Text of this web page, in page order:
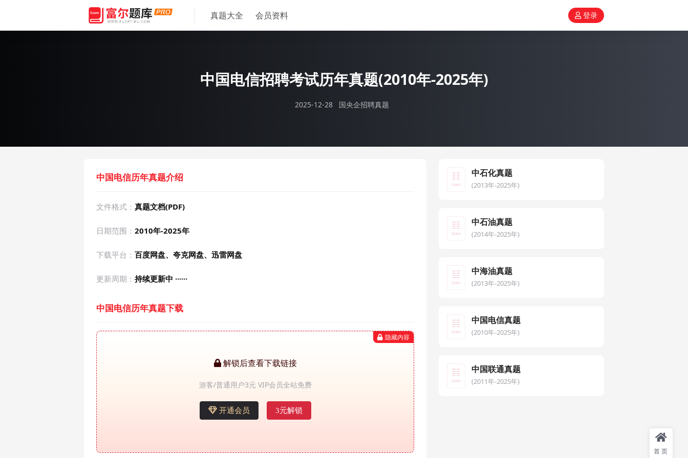
真题大全 会员资料 登录
中国电信招聘考试历年真题(2010年-2025年)
2025-12-28 国央企招聘真题
中国电信历年真题介绍
文件格式： 真题文档(PDF)
日期范围： 2010年-2025年
下载平台： 百度网盘、夸克网盘、迅雷网盘
更新周期： 持续更新中 ······
中国电信历年真题下载
隐藏内容
解锁后查看下载链接
游客/普通用户3元 VIP会员全站免费
开通会员 3元解锁
中石化真题
(2013年-2025年)
中石油真题
(2014年-2025年)
中海油真题
(2013年-2025年)
中国电信真题
(2010年-2025年)
中国联通真题
(2011年-2025年)
首页